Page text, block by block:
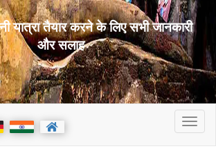
यात्रा तैयार करने के लिए सभी जानकारी
और सलाह